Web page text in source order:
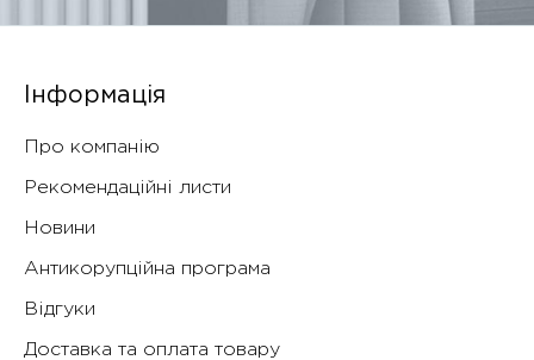
Інформація
Про компанію
Рекомендаційні листи
Новини
Антикорупційна програма
Відгуки
Доставка та оплата товару